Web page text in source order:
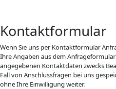
Kontaktformular
Wenn Sie uns per Kontaktformular
Ihre Angaben aus dem
angegebenen Kontaktdaten zwecks
Fall von Anschlussfragen bei uns
ohne Ihre Einwilligung weiter.